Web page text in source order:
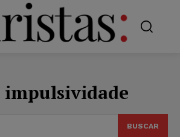
impulsividade
BUSCAR